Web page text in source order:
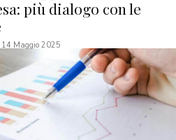
più dialogo con le
14 Maggio 2025